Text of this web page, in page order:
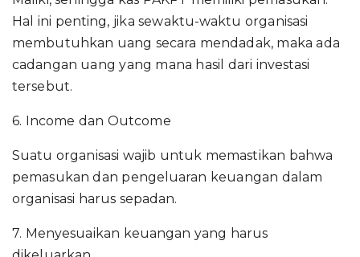
Hal ini penting, jika sewaktu-waktu organisasi
membutuhkan uang secara mendadak, maka ada
cadangan uang yang mana hasil dari investasi
tersebut.
6. Income dan Outcome
Suatu organisasi wajib untuk memastikan bahwa
pemasukan dan pengeluaran keuangan dalam
organisasi harus sepadan.
7. Menyesuaikan keuangan yang harus